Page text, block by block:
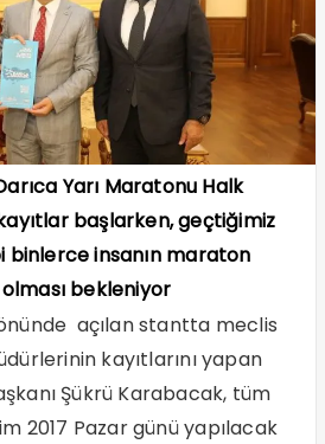
Yarı Maratonu Halk
başlarken, geçtiğimiz
binlerce insanın maraton
bekleniyor
açılan stantta meclis
kayıtlarını yapan
Şükrü Karabacak, tüm
2017 Pazar günü yapılacak